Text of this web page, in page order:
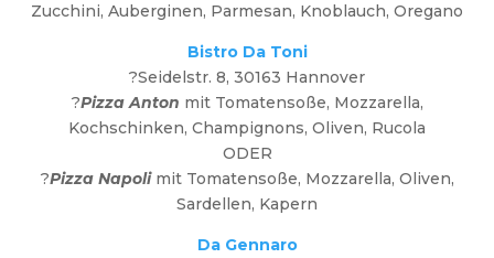
Zucchini, Auberginen, Parmesan, Knoblauch, Oregano
Bistro Da Toni
?Seidelstr. 8, 30163 Hannover
?Pizza Anton mit Tomatensoße, Mozzarella,
Kochschinken, Champignons, Oliven, Rucola
ODER
?Pizza Napoli mit Tomatensoße, Mozzarella, Oliven,
Sardellen, Kapern
Da Gennaro